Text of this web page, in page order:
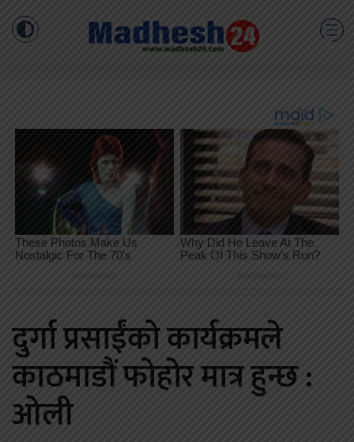
दुर्गा प्रसाईंको कार्यक्रमले
काठमाडौं फोहोर मात्र हुन्छ :
ओली